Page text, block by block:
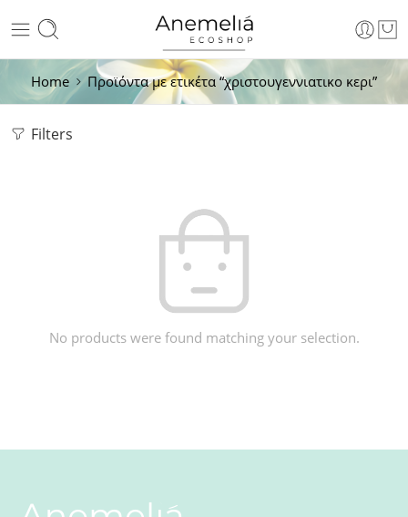
Home Προϊόντα με ετικέτα “χριστουγεννιατικο κερι”
Filters
No products were found matching your selection.